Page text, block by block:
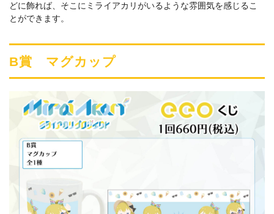
どに飾れば、そこにミライアカリがいるような雰囲気を感じるこ
とができます。
B賞 マグカップ